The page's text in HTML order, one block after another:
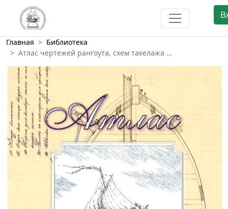
Главная
Библиотека
Атлас чертежей рангоута, схем такелажа …